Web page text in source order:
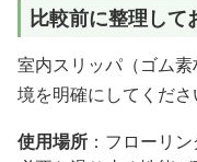
比較前に整理して
室内スリッパ（ゴム
境を明確にしてくださ
使用場所 ：フローリ